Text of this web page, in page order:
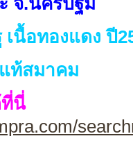
นื้อทองแดง ปี
ท้สมาคม
ที่นี่